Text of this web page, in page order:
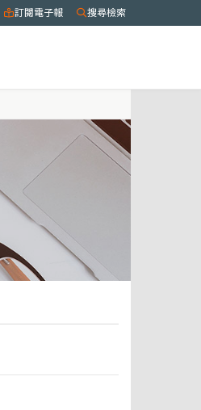
訂閱電子報 搜尋檢索